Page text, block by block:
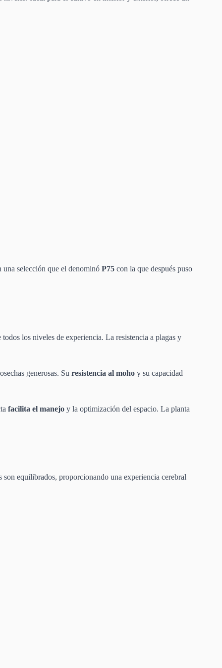
selección que el denominó P75 con la que después puso
los niveles de experiencia. La resistencia a plagas y
generosas. Su resistencia al moho y su capacidad
facilita el manejo y la optimización del espacio. La planta
son equilibrados, proporcionando una experiencia cerebral